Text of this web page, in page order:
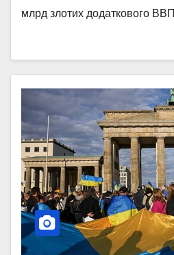
млрд злотих додаткового ВВП